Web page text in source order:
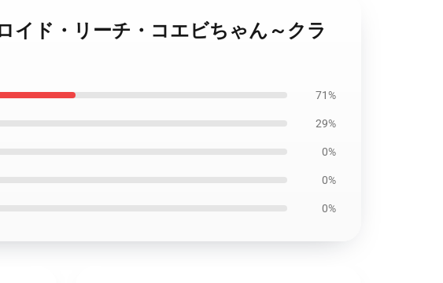
イド・リーチ・コエビちゃん～クラ
71%
29%
0%
0%
0%